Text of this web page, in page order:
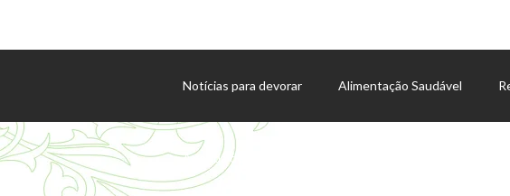
Notícias para devorar Alimentação Saudável
Agenda de eventos